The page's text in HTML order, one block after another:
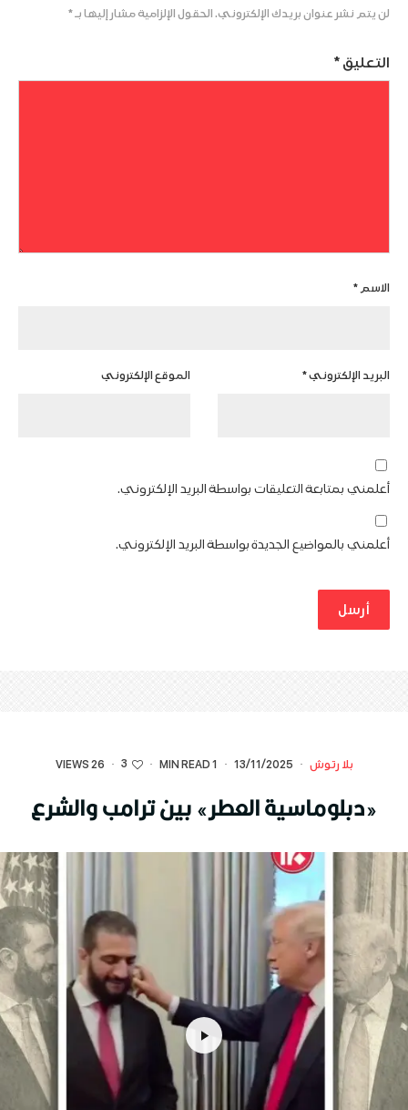
لن يتم نشر عنوان بريدك الإلكتروني. الحقول الإلزامية مشار إليها بـ*
التعليق *
الاسم *
البريد الإلكتروني* الموقع الإلكتروني
أعلمني بمتابعة التعليقات بواسطة البريد الإلكتروني.
أعلمني بالمواضيع الجديدة بواسطة البريد الإلكتروني.
بلا رتوش ·
13/11/2025
·
1 MIN READ
·
3
·
26 VIEWS
«دبلوماسية العطر» بين ترامب والشرع